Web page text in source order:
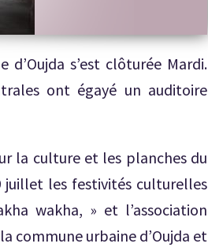
s’est clôturée Mardi.
ont égayé un auditoire
la culture et les planches du
juillet les festivités culturelles
wakha, » et l’association
commune urbaine d’Oujda et